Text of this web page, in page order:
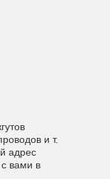
и т.
адрес
вами в